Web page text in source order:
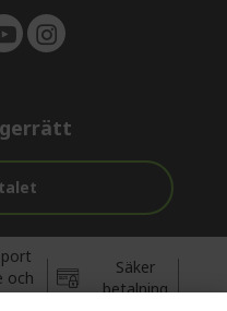
och
köp
Säker
betalning